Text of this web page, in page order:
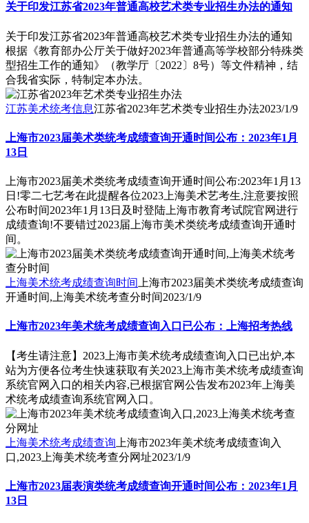
关于印发江苏省2023年普通高校艺术类专业招生办法的通知
关于印发江苏省2023年普通高校艺术类专业招生办法的通知
根据《教育部办公厅关于做好2023年普通高等学校部分特殊类
型招生工作的通知》（教学厅〔2022〕8号）等文件精神，结
合我省实际，特制定本办法。
江苏美术统考信息江苏省2023年艺术类专业招生办法2023/1/9
上海市2023届美术类统考成绩查询开通时间公布：2023年1月
13日
上海市2023届美术类统考成绩查询开通时间公布:2023年1月13
日!零二七艺考在此提醒各位2023上海美术艺考生,注意要按照
公布时间2023年1月13日及时登陆上海市教育考试院官网进行
成绩查询!不要错过2023届上海市美术类统考成绩查询开通时
间。
上海美术统考成绩查询时间 上海市2023届美术类统考成绩查询
开通时间,上海美术统考查分时间2023/1/9
上海市2023年美术统考成绩查询入口已公布：上海招考热线
【考生请注意】2023上海市美术统考成绩查询入口已出炉,本
站为方便各位考生快速获取有关2023上海市美术统考成绩查询
系统官网入口的相关内容,已根据官网公告发布2023年上海美
术统考成绩查询系统官网入口。
上海美术统考成绩查询 上海市2023年美术统考成绩查询入
口,2023上海美术统考查分网址2023/1/9
上海市2023届表演类统考成绩查询开通时间公布：2023年1月
13日